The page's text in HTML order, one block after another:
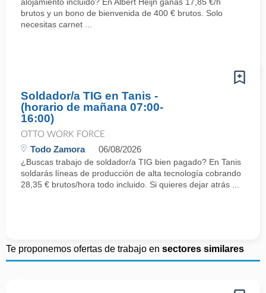
brutos y un bono de bienvenida de 400 € brutos. Solo
necesitas carnet ...
Soldador/a TIG en Tanis -
(horario de mañana 07:00-
16:00)
OTTO WORK FORCE
Todo Zamora 06/08/2026
¿Buscas trabajo de soldador/a TIG bien pagado? En Tanis
soldarás líneas de producción de alta tecnología cobrando
28,35 € brutos/hora todo incluido. Si quieres dejar atrás ...
Te proponemos ofertas de trabajo en sectores similares